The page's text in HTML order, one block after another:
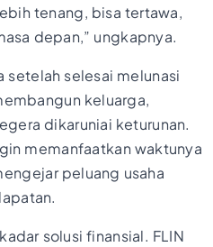
tenang, bisa tertawa,
depan,” ungkapnya.
setelah selesai melunasi
keluarga,
dikaruniai keturunan.
memanfaatkan waktunya
peluang usaha
solusi finansial. FLIN